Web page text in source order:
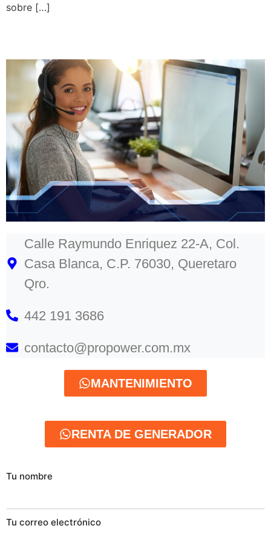
sobre […]
Calle Raymundo Enriquez 22-A, Col.
Casa Blanca, C.P. 76030, Queretaro
Qro.
442 191 3686
contacto@propower.com.mx
MANTENIMIENTO
RENTA DE GENERADOR
Tu nombre
Tu correo electrónico